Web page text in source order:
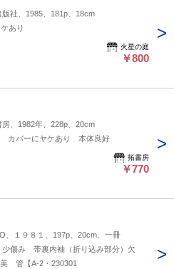
社、1985、181p、18cm
ケあり
火星の庭
￥800
、1982年、228p、20cm
カバーにヤケあり 本体良好
拓書房
￥770
、１９８１、197p、20cm、一冊
傷み 帯裏内袖（折り込み部分）欠
管【A-2・230301